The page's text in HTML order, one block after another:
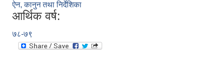
ऐन, कानुन तथा निर्देशिका
आर्थिक वर्ष:
७८-७९